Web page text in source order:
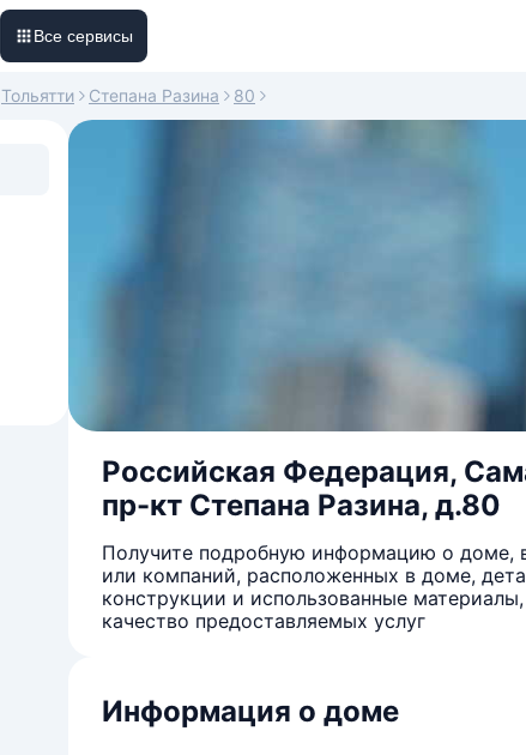
Все сервисы
Тольятти Степана Разина 80
Российская Федерация,
пр-кт Степана Разина, д.80
Получите подробную информацию о доме,
или компаний, расположенных в доме,
конструкции и использованные
качество предоставляемых услуг
Информация о доме